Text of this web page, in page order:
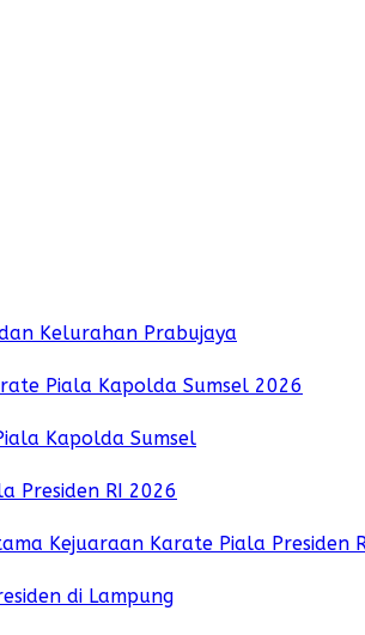
Kelurahan Prabujaya
Piala Kapolda Sumsel 2026
Kapolda Sumsel
Presiden RI 2026
Kejuaraan Karate Piala Presiden
di Lampung